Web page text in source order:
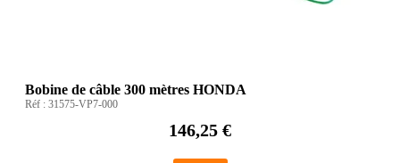
Bobine de câble 300 mètres HONDA
Réf : 31575-VP7-000
146,25 €